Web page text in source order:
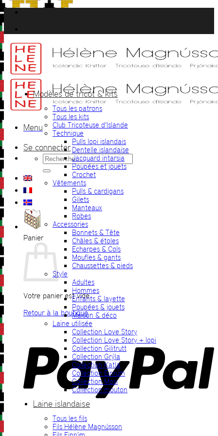
Passer
au
contenu
Menu
Se connecter
Recherche
pour :
Panier
Votre panier est vide.
Retour à la boutique
Modèles de tricot & kits
Tous les patrons
Tous les kits
Club Tricoteuse d’Islande
Technique
Pulls lopi islandais
Dentelle islandaise
Jacquard intarsia
Poupées et jouets
Crochet
Vêtements
Pulls & cardigans
Gilets
Manteaux
Robes
Accessories
Bonnets & Tête
Châles & étoles
Echarpes & Cols
Moufles & gants
Chaussettes & pieds
Style
Adultes
Hommes
Enfants & layette
Poupées & jouets
Maison & déco
Laine utilisée
Collection Love Story
Collection Love Story + lopi
Collection Gilitrutt
Collection Grýla
Collection Katla
Collection Einrúm
Collection Mosi
Collection mouton
Laine islandaise
Tous les fils
Fils Hélène Magnússon